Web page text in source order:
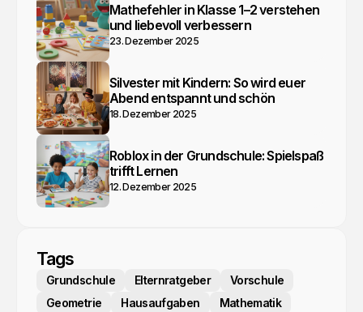
Mathefehler in Klasse 1–2 verstehen
und liebevoll verbessern
23. Dezember 2025
Silvester mit Kindern: So wird euer
Abend entspannt und schön
18. Dezember 2025
Roblox in der Grundschule: Spielspaß
trifft Lernen
12. Dezember 2025
Tags
Grundschule Elternratgeber
Vorschule
Geometrie
Hausaufgaben
Mathematik